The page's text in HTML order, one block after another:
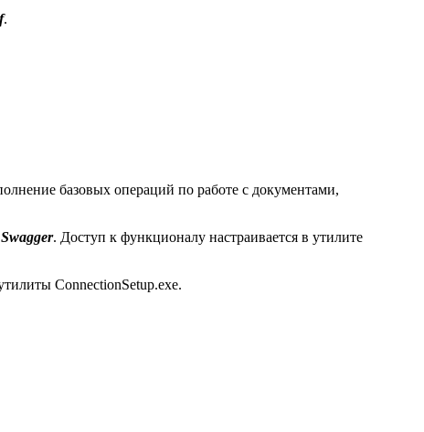
.
базовых операций по работе с документами,
Swagger. Доступ к функционалу настраивается в утилите
ConnectionSetup.exe.